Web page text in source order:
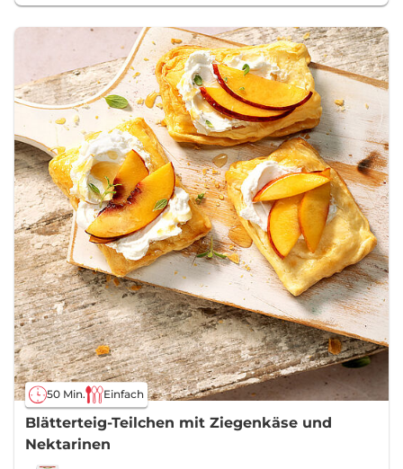
50 Min. Einfach
Blätterteig-Teilchen mit Ziegenkäse und
Nektarinen